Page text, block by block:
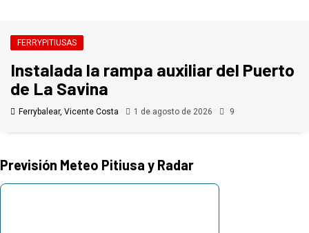
FERRYPITIUSAS
Instalada la rampa auxiliar del Puerto
de La Savina
Ferrybalear, Vicente Costa 1 de agosto de 2026 9
Previsión Meteo Pitiusa y Radar